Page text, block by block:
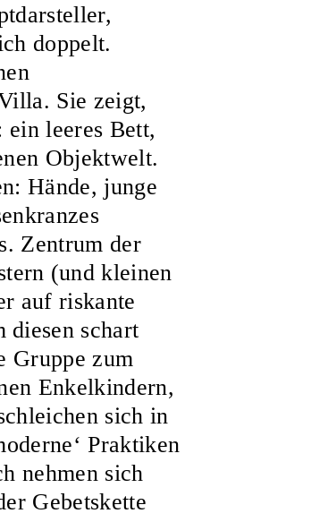
doppelt.
Sie zeigt,
leeres Bett,
Objektwelt.
Hände, junge
Zentrum der
(und kleinen
auf riskante
diesen schart
Gruppe zum
Enkelkindern,
sich in
Praktiken
nehmen sich
Gebetskette